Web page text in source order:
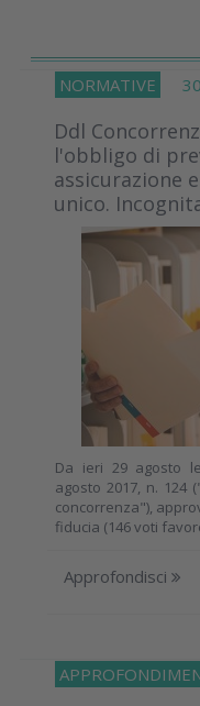
NORMATIVE 30
Ddl
l'obbligo di
assicurazione
unico.
Da ieri 29 agosto
agosto 2017, n. 124
concorrenza"),
fiducia (146 voti
Approfondisci